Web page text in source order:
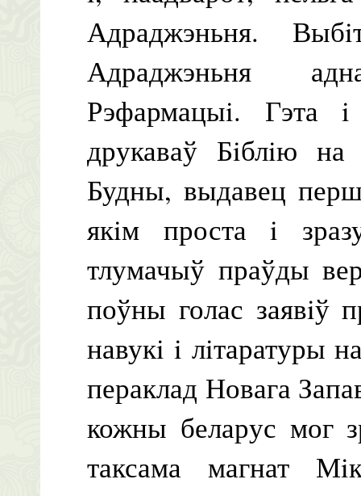
Адраджэньня.
Адраджэньня
Рэфармацыi. Гэта
друкаваў Бiблiю
Будны, выдавец
якiм проста i
тлумачыў праўды
поўны голас заявiў
навукi i лiтаратуры
пераклад Новага
кожны беларус мог
таксама магнат